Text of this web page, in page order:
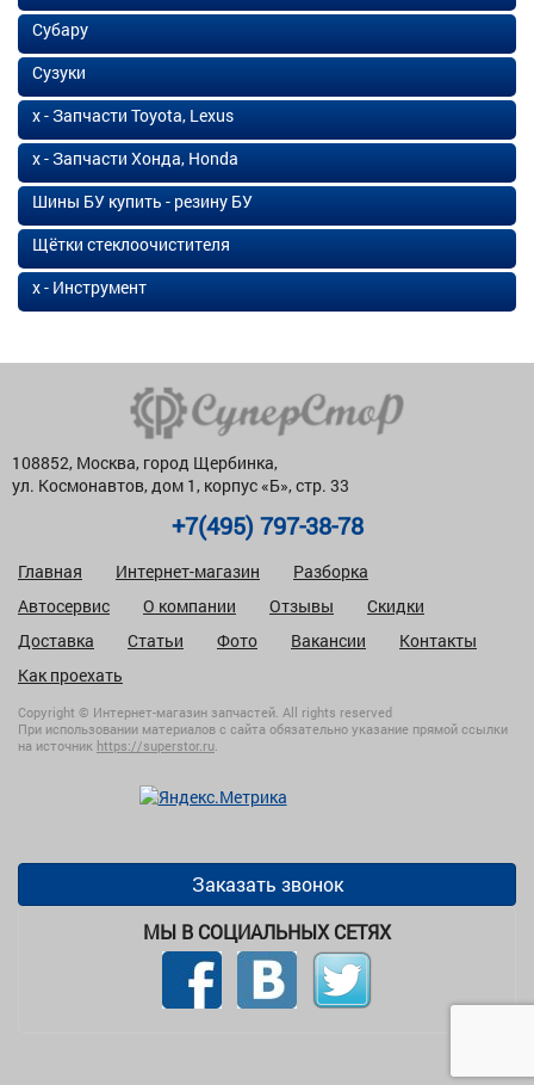
Субару
Сузуки
х - Запчасти Toyota, Lexus
х - Запчасти Хонда, Honda
Шины БУ купить - резину БУ
Щётки стеклоочистителя
х - Инструмент
108852, Москва, город Щербинка,
ул. Космонавтов, дом 1, корпус «Б», стр. 33
+7(495) 797-38-78
Главная Интернет-магазин
Разборка
Автосервис
О компании Отзывы
Скидки
Доставка
Статьи Фото Вакансии
Контакты
Как проехать
Copyright © Интернет-магазин запчастей. All rights reserved
При использовании материалов с сайта обязательно указание прямой ссылки
на источник https://superstor.ru
Заказать звонок
МЫ В СОЦИАЛЬНЫХ СЕТЯХ